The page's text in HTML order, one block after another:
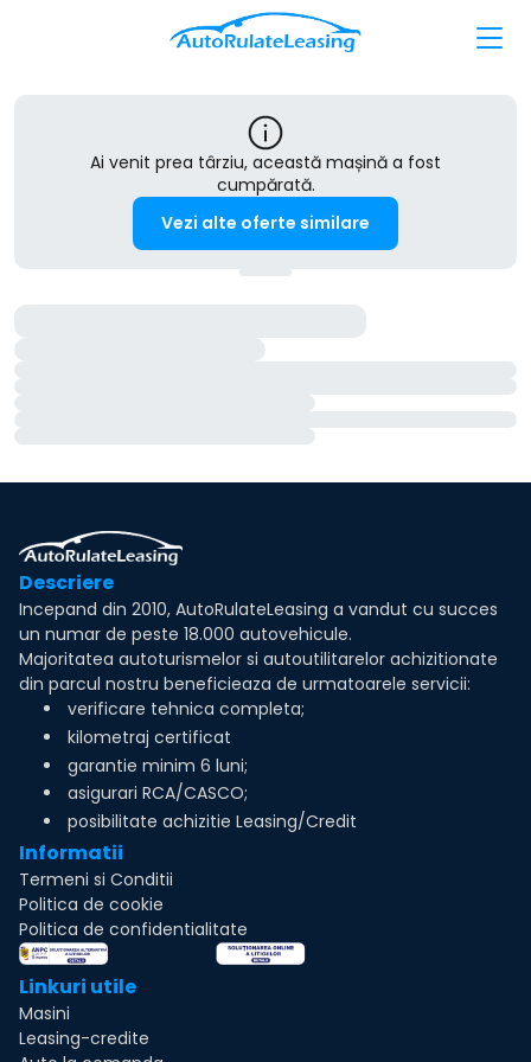
Ai venit prea târziu, această mașină a fost
cumpărată.
Vezi alte oferte similare
Descriere
Incepand din 2010, AutoRulateLeasing a vandut cu succes
un numar de peste 18.000 autovehicule.
Majoritatea autoturismelor si autoutilitarelor achizitionate
din parcul nostru beneficieaza de urmatoarele servicii:
verificare tehnica completa;
kilometraj certificat
garantie minim 6 luni;
asigurari RCA/CASCO;
posibilitate achizitie Leasing/Credit
Informatii
Termeni si Conditii
Politica de cookie
Politica de confidentialitate
Linkuri utile
Masini
Leasing-credite